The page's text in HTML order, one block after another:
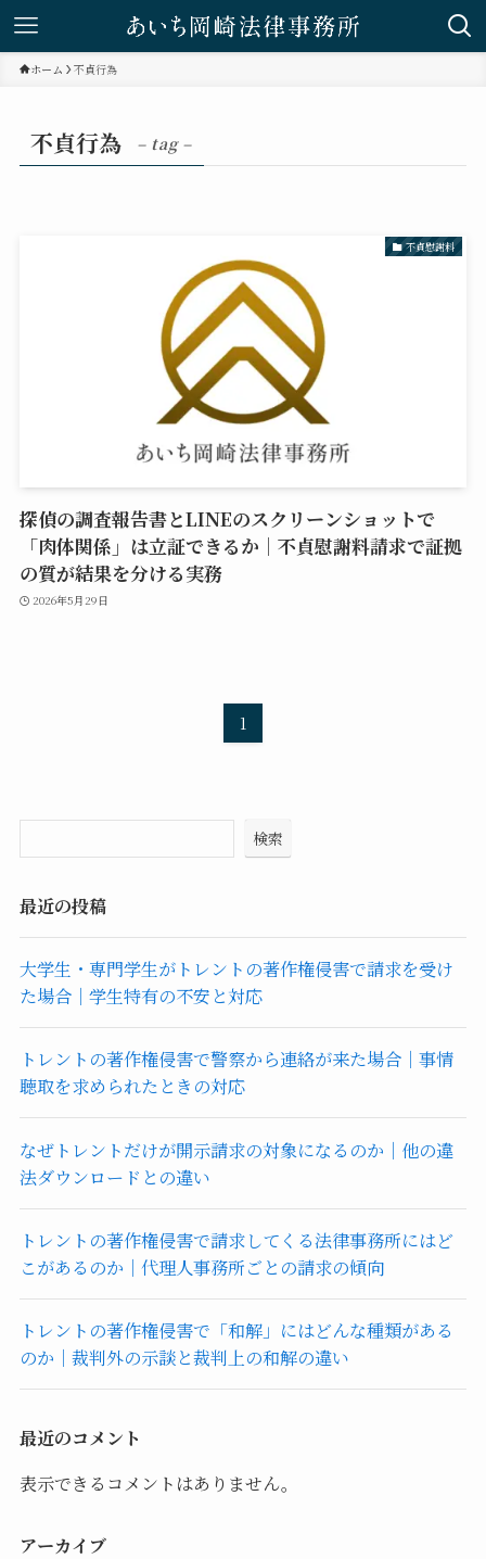
ホーム 不貞行為
不貞行為 – tag –
不貞慰謝料
探偵の調査報告書とLINEのスクリーンショットで
「肉体関係」は立証できるか｜不貞慰謝料請求で証拠
の質が結果を分ける実務
2026年5月29日
1
検索
最近の投稿
大学生・専門学生がトレントの著作権侵害で請求を受け
た場合｜学生特有の不安と対応
トレントの著作権侵害で警察から連絡が来た場合｜事情
聴取を求められたときの対応
なぜトレントだけが開示請求の対象になるのか｜他の違
法ダウンロードとの違い
トレントの著作権侵害で請求してくる法律事務所にはど
こがあるのか｜代理人事務所ごとの請求の傾向
トレントの著作権侵害で「和解」にはどんな種類がある
のか｜裁判外の示談と裁判上の和解の違い
最近のコメント
表示できるコメントはありません。
アーカイブ